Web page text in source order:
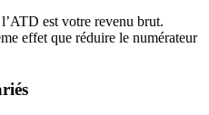
est votre revenu brut.
effet que réduire le numérateur